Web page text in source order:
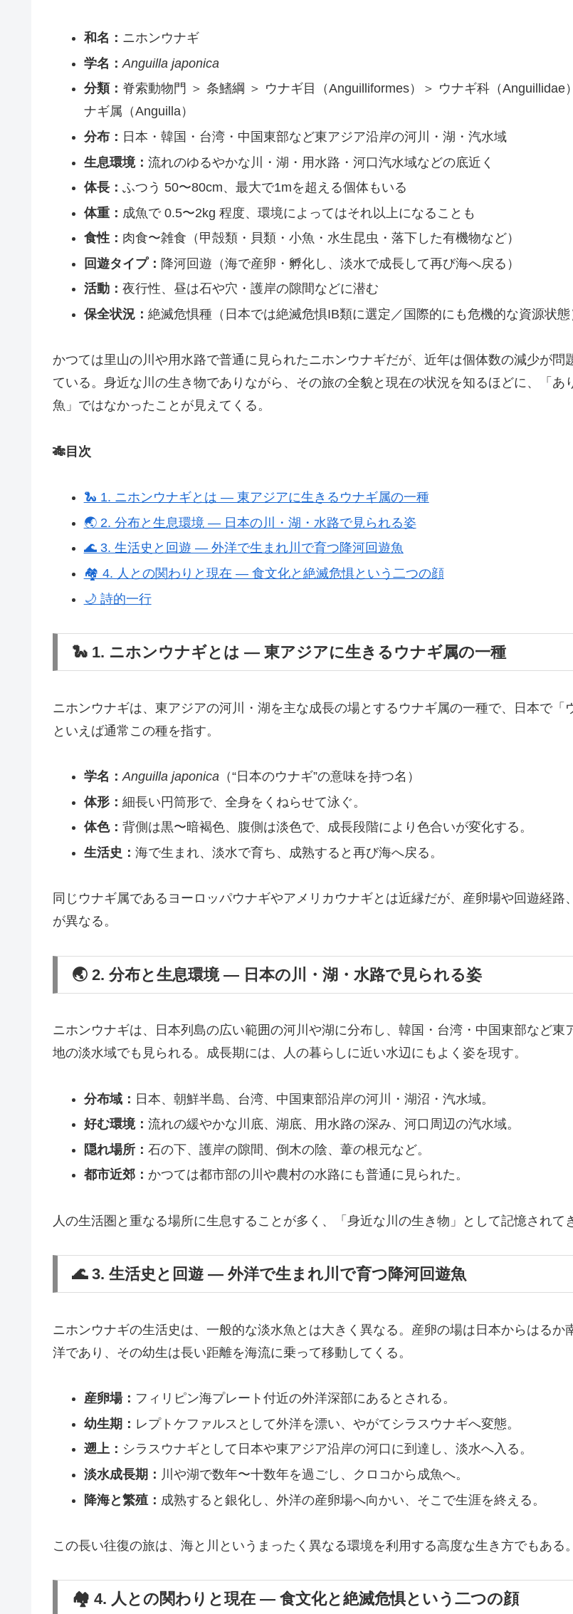
和名： ニホンウナギ
学名： Anguilla japonica
分類： 脊索動物門 ＞ 条鰭綱 ＞ ウナギ目（Anguilliformes）＞ ウナギ科（Anguillidae
ナギ属（Anguilla）
分布： 日本・韓国・台湾・中国東部など東アジア沿岸の河川・湖・汽水域
生息環境： 流れのゆるやかな川・湖・用水路・河口汽水域などの底近く
体長： ふつう 50〜80cm、最大で1mを超える個体もいる
体重： 成魚で 0.5〜2kg 程度、環境によってはそれ以上になることも
食性： 肉食〜雑食（甲殻類・貝類・小魚・水生昆虫・落下した有機物など）
回遊タイプ： 降河回遊（海で産卵・孵化し、淡水で成長して再び海へ戻る）
活動： 夜行性、昼は石や穴・護岸の隙間などに潜む
保全状況： 絶滅危惧種（日本では絶滅危惧IB類に選定／国際的にも危機的な資源状態
かつては里山の川や用水路で普通に見られたニホンウナギだが、近年は個体数の減少が問
ている。身近な川の生き物でありながら、その旅の全貌と現在の状況を知るほどに、「あ
魚」ではなかったことが見えてくる。
🎋目次
🐍 1. ニホンウナギとは ― 東アジアに生きるウナギ属の一種
🌏 2. 分布と生息環境 ― 日本の川・湖・水路で見られる姿
🌊 3. 生活史と回遊 ― 外洋で生まれ川で育つ降河回遊魚
🏘️ 4. 人との関わりと現在 ― 食文化と絶滅危惧という二つの顔
🌙 詩的一行
🐍 1. ニホンウナギとは ― 東アジアに生きるウナギ属の一種
ニホンウナギは、東アジアの河川・湖を主な成長の場とするウナギ属の一種で、日本で「
といえば通常この種を指す。
学名：Anguilla japonica（“日本のウナギ”の意味を持つ名）
体形： 細長い円筒形で、全身をくねらせて泳ぐ。
体色： 背側は黒〜暗褐色、腹側は淡色で、成長段階により色合いが変化する。
生活史： 海で生まれ、淡水で育ち、成熟すると再び海へ戻る。
同じウナギ属であるヨーロッパウナギやアメリカウナギとは近縁だが、産卵場や回遊経路
が異なる。
🌏 2. 分布と生息環境 ― 日本の川・湖・水路で見られる姿
ニホンウナギは、日本列島の広い範囲の河川や湖に分布し、韓国・台湾・中国東部など東
地の淡水域でも見られる。成長期には、人の暮らしに近い水辺にもよく姿を現す。
分布域： 日本、朝鮮半島、台湾、中国東部沿岸の河川・湖沼・汽水域。
好む環境： 流れの緩やかな川底、湖底、用水路の深み、河口周辺の汽水域。
隠れ場所： 石の下、護岸の隙間、倒木の陰、葦の根元など。
都市近郊： かつては都市部の川や農村の水路にも普通に見られた。
人の生活圏と重なる場所に生息することが多く、「身近な川の生き物」として記憶されて
🌊 3. 生活史と回遊 ― 外洋で生まれ川で育つ降河回遊魚
ニホンウナギの生活史は、一般的な淡水魚とは大きく異なる。産卵の場は日本からはるか
洋であり、その幼生は長い距離を海流に乗って移動してくる。
産卵場： フィリピン海プレート付近の外洋深部にあるとされる。
幼生期： レプトケファルスとして外洋を漂い、やがてシラスウナギへ変態。
遡上： シラスウナギとして日本や東アジア沿岸の河口に到達し、淡水へ入る。
淡水成長期： 川や湖で数年〜十数年を過ごし、クロコから成魚へ。
降海と繁殖： 成熟すると銀化し、外洋の産卵場へ向かい、そこで生涯を終える。
この長い往復の旅は、海と川というまったく異なる環境を利用する高度な生き方でもある。
🏘️ 4. 人との関わりと現在 ― 食文化と絶滅危惧という二つの顔